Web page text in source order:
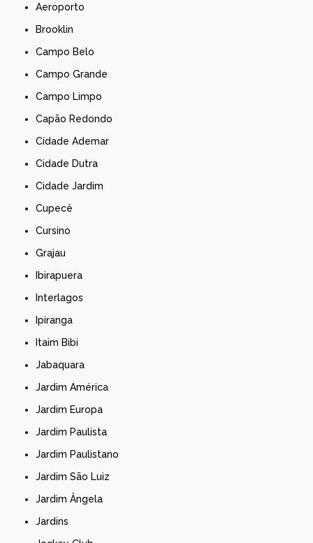
Aeroporto
Brooklin
Campo Belo
Campo Grande
Campo Limpo
Capão Redondo
Cidade Ademar
Cidade Dutra
Cidade Jardim
Cupecê
Cursino
Grajau
Ibirapuera
Interlagos
Ipiranga
Itaim Bibi
Jabaquara
Jardim América
Jardim Europa
Jardim Paulista
Jardim Paulistano
Jardim São Luiz
Jardim Ângela
Jardins